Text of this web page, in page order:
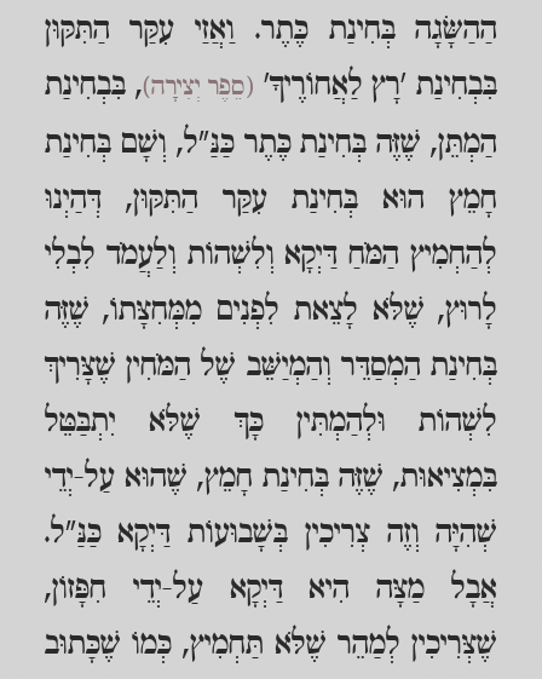
הַהַשָּׂגָה בְּחִינַת כֶּתֶר. וַאֲזַי עִקַּר הַתִּקּוּן
בִּבְחִינַת 'רָץ לַאֲחוֹרֶיךָ' (סֵפֶר יְצִירָה), בִּבְחִינַת
הַמְתֵּן, שֶׁזֶּה בְּחִינַת כֶּתֶר כַּנַּ"ל, וְשָׁם בְּחִינַת
חָמֵץ הוּא בְּחִינַת עִקַּר הַתִּקּוּן, דְּהַיְנוּ
לְהַחְמִיץ הַמֹּחַ דַּיְקָא וְלִשְׁהוֹת וְלַעֲמֹד לִבְלִי
לָרוּץ, שֶׁלֹּא לָצֵאת לִפְנִים מִמְּחִצָּתוֹ, שֶׁזֶּה
בְּחִינַת הַמְסַדֵּר וְהַמְיַשֵּׁב שֶׁל הַמֹּחִין שֶׁצָּרִיךְ
לִשְׁהוֹת וּלְהַמְתִּין כָּךְ שֶׁלֹּא יִתְבַּטֵּל
בִּמְצִיאוּת, שֶׁזֶּה בְּחִינַת חָמֵץ, שֶׁהוּא עַל-יְדֵי
שְׁהִיָּה וְזֶה צְרִיכִין בְּשָׁבוּעוֹת דַּיְקָא כַּנַּ"ל.
אֲבָל מַצָּה הִיא דַּיְקָא עַל-יְדֵי חִפָּזוֹן,
שֶׁצְּרִיכִין לְמַהֵר שֶׁלֹּא תַּחְמִיץ, כְּמוֹ שֶׁכָּתוּב